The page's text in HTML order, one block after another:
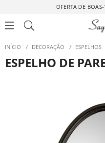
OFERTA DE
INÍCIO / DECORAÇÃO / ESPELHOS
ESPELHO DE